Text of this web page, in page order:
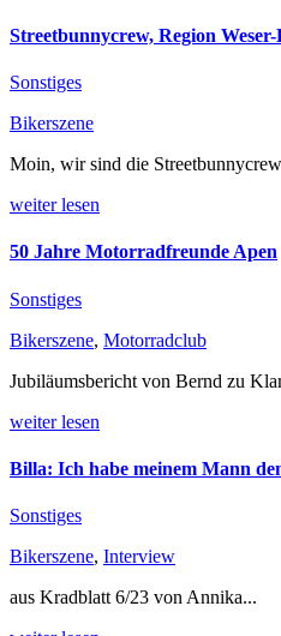
Streetbunnycrew, Region Weser-
Sonstiges
Bikerszene
Moin, wir sind die
weiter lesen
50 Jahre Motorradfreunde Apen
Sonstiges
Bikerszene, Motorradclub
Jubiläumsbericht von Bernd zu
weiter lesen
Billa: Ich habe meinem Mann
Sonstiges
Bikerszene, Interview
aus Kradblatt 6/23 von Annika...